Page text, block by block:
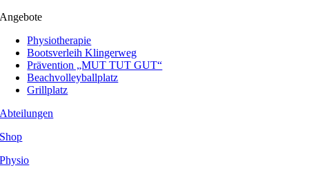
Angebote
Physiotherapie
Bootsverleih Klingerweg
Prävention „MUT TUT GUT“
Beachvolleyballplatz
Grillplatz
Abteilungen
Shop
Physio